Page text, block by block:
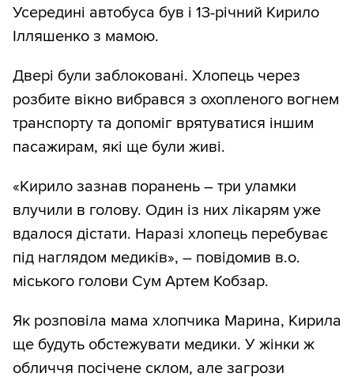
Усередині автобуса був і 13-річний Кирило
Ілляшенко з мамою.
Двері були заблоковані. Хлопець через
розбите вікно вибрався з охопленого вогнем
транспорту та допоміг врятуватися іншим
пасажирам, які ще були живі.
«Кирило зазнав поранень – три уламки
влучили в голову. Один із них лікарям уже
вдалося дістати. Наразі хлопець перебуває
під наглядом медиків», – повідомив в.о.
міського голови Сум Артем Кобзар.
Як розповіла мама хлопчика Марина, Кирила
ще будуть обстежувати медики. У жінки ж
обличчя посічене склом, але загрози